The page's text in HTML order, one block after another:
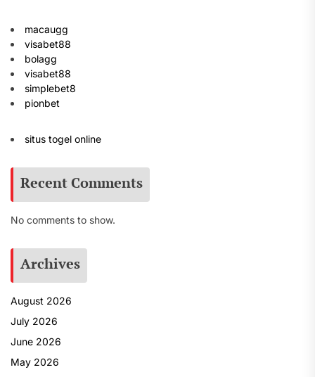
macaugg
visabet88
bolagg
visabet88
simplebet8
pionbet
situs togel online
Recent Comments
No comments to show.
Archives
August 2026
July 2026
June 2026
May 2026